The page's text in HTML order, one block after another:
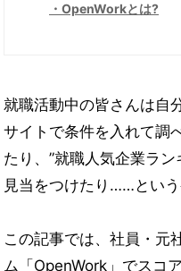
OpenWorkとは?
就職活動中の皆さんは自
サイトで条件を入れて調
たり、”就職人気企業ラ
見当をつけたり……という
この記事では、社員・元
ム「OpenWork」でスコ